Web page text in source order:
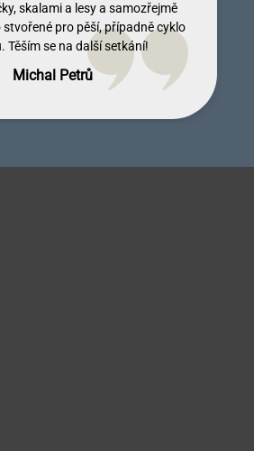
Kumpostová
skalami a lesy a samozřejmě
stvořené pro pěší, případně cyklo
Těším se na další setkání!
Michal Petrů
Lenka Tallova
Tregnerová
Licinberková